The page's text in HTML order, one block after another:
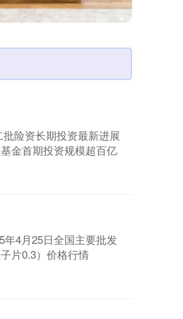
险资长期投资最新进展
金首期投资规模超百亿
年4月25日全国主要批发
片0.3）价格行情